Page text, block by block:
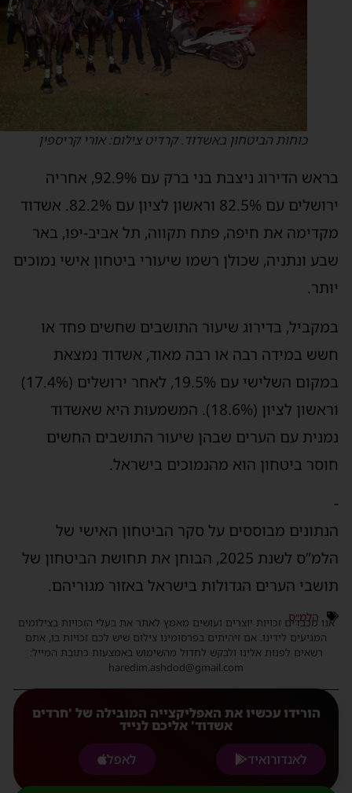
כוחות הביטחון באשדוד. קרדיט צילום: אורי קריספין
בראש הדירוג ניצבת בני ברק עם 92.9%, אחריה
ירושלים עם 82.5% וראשון לציון עם 82.2%. אשדוד
את חיפה, פתח תקווה, תל אביב-יפו, באר
ונתניה, שכולן רשמו שיעורי ביטחון אישי נמוכים
בדירוג שיעור התושבים שחשים פחד או
במידה רבה או רבה מאוד, אשדוד נמצאת
במקום השלישי עם 19.5%, לאחר ירושלים (17.4%)
וראשון לציון (18.6%). המשמעות היא שאשדוד
עם הערים שבהן שיעור התושבים החשים
ביטחון הוא מהנמוכים בישראל.
מבוססים על סקר הביטחון האישי של
הלמ”ס לשנת 2025, הבוחן את תחושת הביטחון של
הערים הגדולות בישראל באזור מגוריהם.
הלמ״ס
אנו מכבדים זכויות יוצרים ועושים מאמץ לאתר את בעלי הזכויות בצילומים
המגיעים לידינו. אם זיהיתים בפרסומינו צילום שיש לכם זכויות בו, אתם
רשאים לפנות אלינו ולבקש לחדול מהשימוש באמצעות כתובת המייל:
haredim.ashdod@gmail.com
הורידו עכשיו את האפליקצייה המובילה של 'חרדים
אשדוד' אליכם לנייד
לאנדורואיד
לאפל